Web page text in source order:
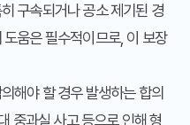
구속되거나 공소 제기된 경
움은 필수적이므로, 이 보장
해야 할 경우 발생하는 합의
중과실 사고 등으로 인해 형